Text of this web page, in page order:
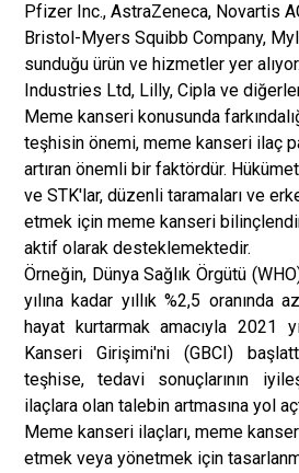
Pfizer Inc., AstraZeneca, Novartis
Bristol-Myers Squibb Company,
sunduğu ürün ve hizmetler yer
Industries Ltd, Lilly, Cipla ve
Meme kanseri konusunda
teşhisin önemi, meme kanseri ilaç
artıran önemli bir faktördür.
ve STK'lar, düzenli taramaları ve
etmek için meme kanseri
aktif olarak desteklemektedir.
Örneğin, Dünya Sağlık Örgütü
yılına kadar yıllık %2,5 oranında
hayat kurtarmak amacıyla 2021
Kanseri Girişimi'ni (GBCI)
teşhise, tedavi sonuçlarının
ilaçlara olan talebin artmasına yol
Meme kanseri ilaçları, meme
etmek veya yönetmek için